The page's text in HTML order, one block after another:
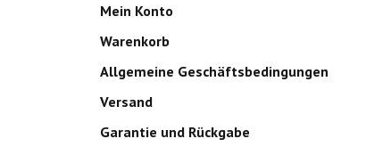
Mein Konto
Warenkorb
Allgemeine Geschäftsbedingungen
Versand
Garantie und Rückgabe